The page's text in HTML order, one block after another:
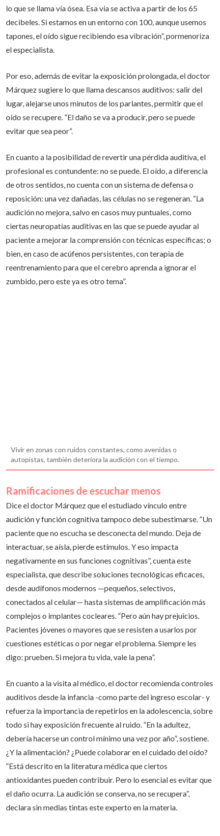
lo que se llama vía ósea. Esa vía se activa a partir de los 65
decibeles. Si estamos en un entorno con 100, aunque usemos
tapones, el oído sigue recibiendo esa vibración”, pormenoriza
el especialista.
Por eso, además de evitar la exposición prolongada, el doctor
Márquez sugiere lo que llama descansos auditivos: salir del
lugar, alejarse unos minutos de los parlantes, permitir que el
oído se recupere. “El daño se va a producir, pero se puede
evitar que sea peor”.
En cuanto a la posibilidad de revertir una pérdida auditiva, el
profesional es contundente: no se puede. El oído, a diferencia
de otros sentidos, no cuenta con un sistema de defensa o
reposición: una vez dañadas, las células no se regeneran. “La
audición no mejora, salvo en casos muy puntuales, como
ciertas neuropatías auditivas en las que se puede ayudar al
paciente a mejorar la comprensión con técnicas específicas; o
bien, en caso de acúfenos persistentes, con terapia de
reentrenamiento para que el cerebro aprenda a ignorar el
zumbido, pero este ya es otro tema”.
Vivir en zonas con ruidos constantes, como avenidas o
autopistas, también deteriora la audición con el tiempo.
Ramificaciones de escuchar menos
Dice el doctor Márquez que el estudiado vínculo entre
audición y función cognitiva tampoco debe subestimarse. “Un
paciente que no escucha se desconecta del mundo. Deja de
interactuar, se aísla, pierde estímulos. Y eso impacta
negativamente en sus funciones cognitivas”, cuenta este
especialista, que describe soluciones tecnológicas eficaces,
desde audífonos modernos —pequeños, selectivos,
conectados al celular— hasta sistemas de amplificación más
complejos o implantes cocleares. “Pero aún hay prejuicios.
Pacientes jóvenes o mayores que se resisten a usarlos por
cuestiones estéticas o por negar el problema. Siempre les
digo: prueben. Si mejora tu vida, vale la pena”.
En cuanto a la visita al médico, el doctor recomienda controles
auditivos desde la infancia -como parte del ingreso escolar- y
refuerza la importancia de repetirlos en la adolescencia, sobre
todo si hay exposición frecuente al ruido. “En la adultez,
debería hacerse un control mínimo una vez por año”, sostiene.
¿Y la alimentación? ¿Puede colaborar en el cuidado del oído?
“Está descrito en la literatura médica que ciertos
antioxidantes pueden contribuir. Pero lo esencial es evitar que
el daño ocurra. La audición se conserva, no se recupera”,
declara sin medias tintas este experto en la materia.